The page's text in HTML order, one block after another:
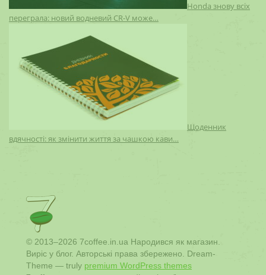
Honda знову всіх
переграла: новий водневий CR-V може…
Щоденник
вдячності: як змінити життя за чашкою кави…
© 2013–2026 7coffee.in.ua Народився як магазин.
Виріс у блог. Авторські права збережено. Dream-
Theme — truly premium WordPress themes